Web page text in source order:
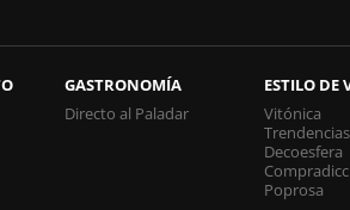
GASTRONOMÍA
Directo al Paladar
ESTILO DE
Vitónica
Trendencias
Decoesfera
Poprosa